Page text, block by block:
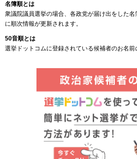
名簿順とは
衆議院議員選挙の場合、各政党が届け出をした
に順次情報が更新されます。
50音順とは
選挙ドットコムに登録されている候補者のお名前